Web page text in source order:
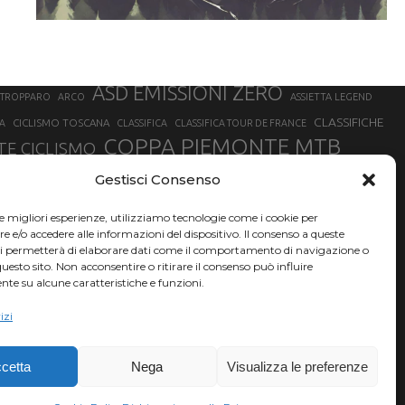
Gestisci Consenso
migliori esperienze, utilizziamo tecnologie come i cookie per
e/o accedere alle informazioni del dispositivo. Il consenso a queste
permetterà di elaborare dati come il comportamento di navigazione o
sito. Non acconsentire o ritirare il consenso può influire
su alcune caratteristiche e funzioni.
Nega Visualizza le preferenze
ARCO ASD EMISSIONI ZERO ASSIETTA LEGEND
CICLISMO TOSCANA CLASSIFICA CLASSIFICA TOUR DE FRANCE CLASSIFICHE
CICLISMO COPPA PIEMONTE MTB
FABIO ARU FIAB FINALE LIGURE
HERVÉ BARMASSE INSUBRIA BIKE FESTIVAL
LUCA BRAIDOT MARATHON BIKE DELLA BRIANZA
MATHIEU VAN DER POEL
TRIATHLON OLIMPICO